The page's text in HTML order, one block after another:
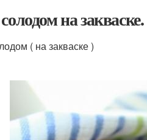
на закваске.
( на закваске )